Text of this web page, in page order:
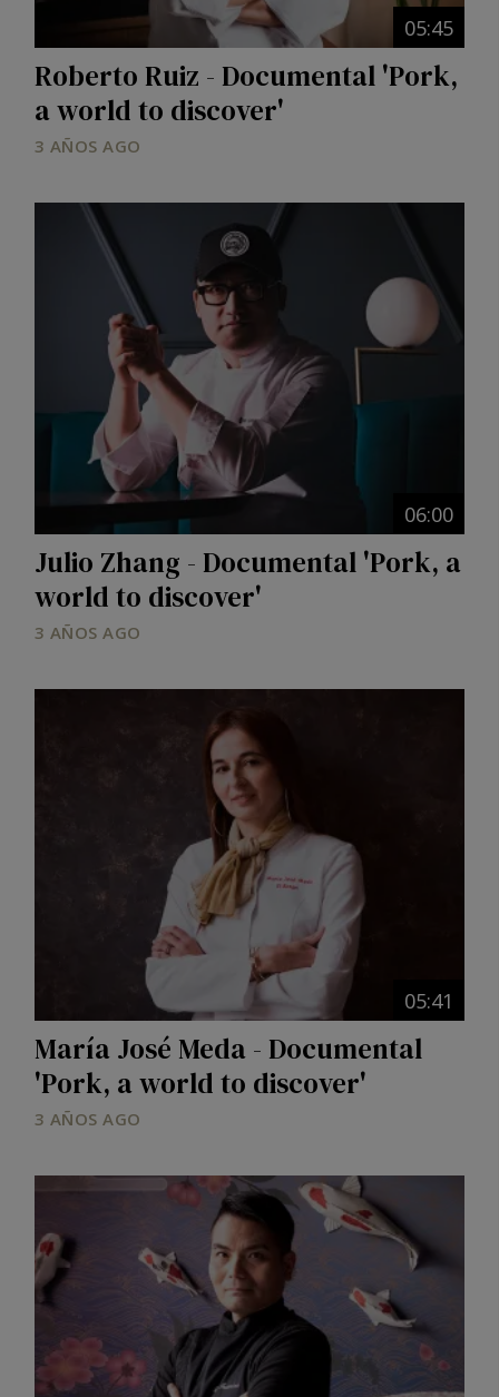
05:45
Roberto Ruiz - Documental 'Pork,
a world to discover'
3 AÑOS AGO
Image
06:00
Julio Zhang - Documental 'Pork, a
world to discover'
3 AÑOS AGO
05:41
María José Meda - Documental
'Pork, a world to discover'
3 AÑOS AGO